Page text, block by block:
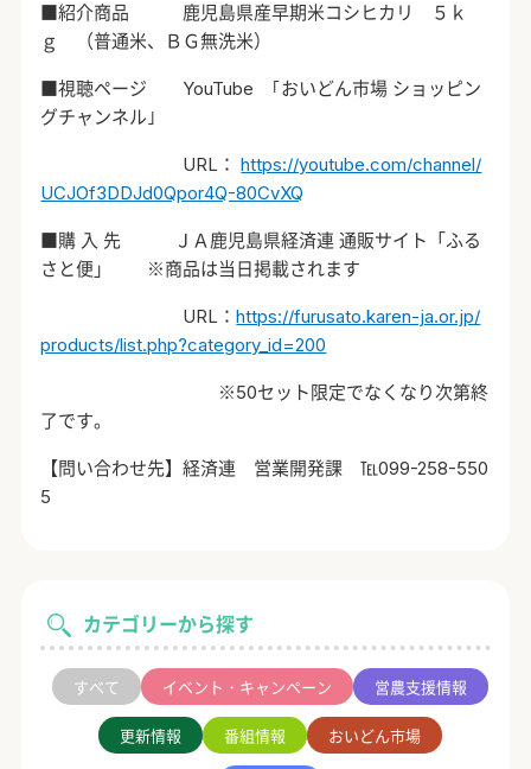
カテゴリーから探す
すべて イベント・キャンペーン 営農支援情報
更新情報 番組情報 おいどん市場
■紹介商品 鹿児島県産早期米コシヒカリ ５ｋ
ｇ （普通米、ＢＧ無洗米）
■視聴ページ YouTube ｢おいどん市場 ショッピン
グチャンネル｣
URL：https://youtube.com/channel/
UCJOf3DDJd0Qpor4Q-80CvXQ
■購 入 先 ＪＡ鹿児島県経済連 通販サイト「ふる
さと便」 ※商品は当日掲載されます
URL ：https://furusato.karen-ja.or.jp/
products/list.php?category_id=200
※50セット限定でなくなり次第終
了です。
【問い合わせ先】経済連 営業開発課 ℡099-258-550
5